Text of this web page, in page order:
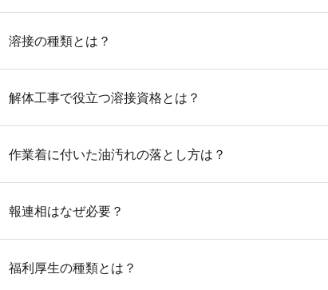
溶接の種類とは？
解体工事で役立つ溶接資格とは？
作業着に付いた油汚れの落とし方は？
報連相はなぜ必要？
福利厚生の種類とは？